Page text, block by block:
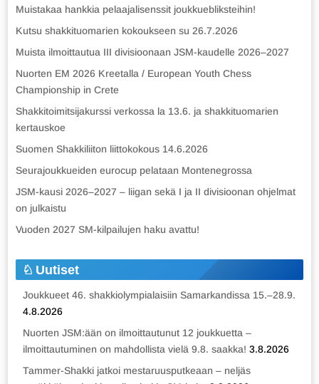
Muistakaa hankkia pelaajalisenssit joukkuebliksteihin!
Kutsu shakkituomarien kokoukseen su 26.7.2026
Muista ilmoittautua III divisioonaan JSM-kaudelle 2026–2027
Nuorten EM 2026 Kreetalla / European Youth Chess
Championship in Crete
Shakkitoimitsijakurssi verkossa la 13.6. ja shakkituomarien
kertauskoe
Suomen Shakkiliiton liittokokous 14.6.2026
Seurajoukkueiden eurocup pelataan Montenegrossa
JSM-kausi 2026–2027 – liigan sekä I ja II divisioonan ohjelmat
on julkaistu
Vuoden 2027 SM-kilpailujen haku avattu!
Uutiset
Joukkueet 46. shakkiolympialaisiin Samarkandissa 15.–28.9.
4.8.2026
Nuorten JSM:ään on ilmoittautunut 12 joukkuetta –
ilmoittautuminen on mahdollista vielä 9.8. saakka! 3.8.2026
Tammer-Shakki jatkoi mestaruusputkeaan – neljäs